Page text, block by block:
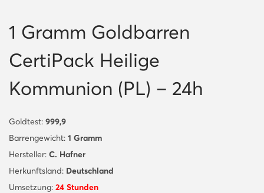
1 Gramm Goldbarren
CertiPack Heilige
Kommunion (PL) – 24h
Goldtest: 999,9
Barrengewicht: 1 Gramm
Hersteller: C. Hafner
Herkunftsland: Deutschland
Umsetzung: 24 Stunden